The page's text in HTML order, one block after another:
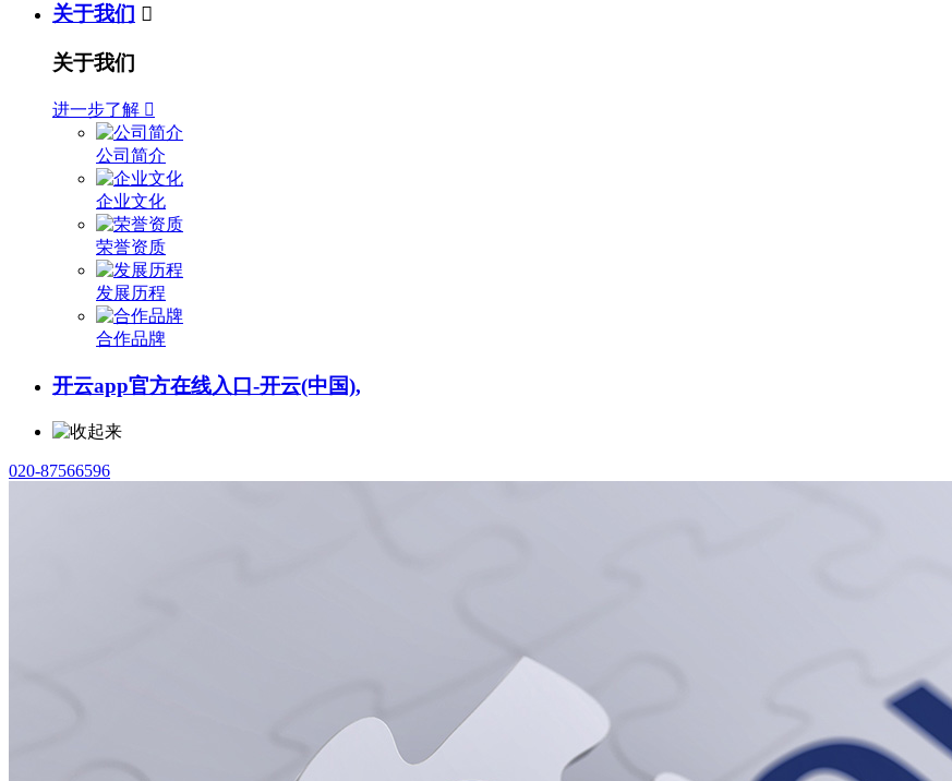
关于我们 
关于我们
进一步了解 
公司简介
企业文化
荣誉资质
发展历程
合作品牌
开云app官方在线入口-开云(中国),
020-87566596